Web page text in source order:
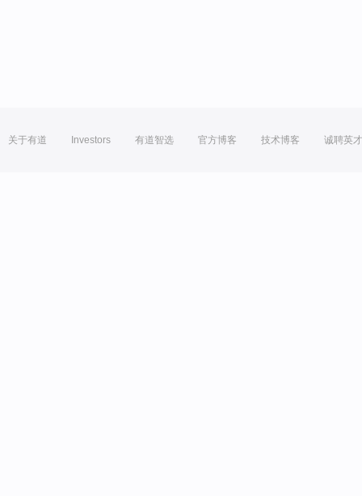
关于有道 Investors 有道智选 官方博客 技术博客 诚聘英才